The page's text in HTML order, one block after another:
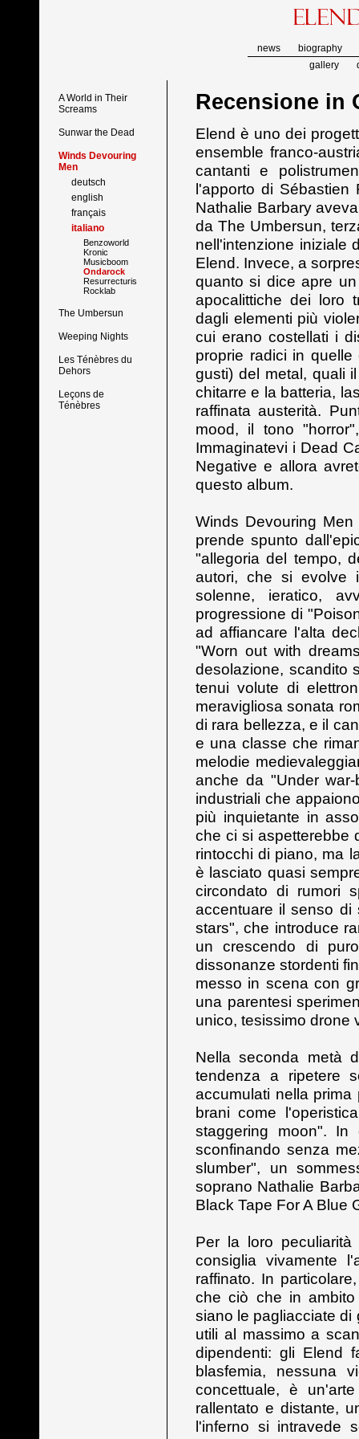
news
biography
gallery
A World in Their
Screams
Sunwar the Dead
Winds Devouring
Men
deutsch
english
français
italiano
Benzoworld
Kronic
Musicboom
Ondarock
Resurrecturis
Rocklab
The Umbersun
Weeping Nights
Les Ténèbres du
Dehors
Leçons de
Ténèbres
Recensione in
Elend è uno dei
ensemble franco-
cantanti e
l'apporto di Sébastien
Nathalie Barbary
da The Umbersun,
nell'intenzione iniziale
Elend. Invece, a
quanto si dice apre
apocalittiche dei loro
dagli elementi più
cui erano costellati i
proprie radici in
gusti) del metal, quali
chitarre e la batteria,
raffinata austerità.
mood, il tono
Immaginatevi i Dead
Negative e allora
questo album.
Winds Devouring
prende spunto
"allegoria del tempo,
autori, che si evolve
solenne, ieratico,
progressione di
ad affiancare l'alta
"Worn out with
desolazione, scandito
tenui volute di
meravigliosa sonata
di rara bellezza, e il
e una classe che
melodie
anche da "Under
industriali che
più inquietante in
che ci si aspetterebbe
rintocchi di piano, ma
è lasciato quasi
circondato di rumori
accentuare il senso di
stars", che introduce
un crescendo di
dissonanze stordenti
messo in scena con
una parentesi
unico, tesissimo drone
Nella seconda metà
tendenza a ripetere
accumulati nella
brani come
staggering moon".
sconfinando senza
slumber", un
soprano Nathalie
Black Tape For A Blue
Per la loro peculiarità
consiglia vivamente
raffinato. In
che ciò che in ambito
siano le pagliacciate di
utili al massimo a
dipendenti: gli Elend
blasfemia, nessuna
concettuale, è
rallentato e distante,
l'inferno si intravede